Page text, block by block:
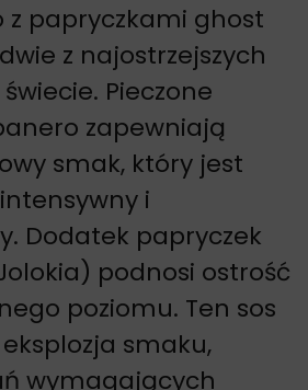
z papryczkami ghost
z najostrzejszych
Pieczone
zapewniają
smak, który jest
i
Dodatek papryczek
podnosi ostrość
poziomu. Ten sos
smaku,
wymagających